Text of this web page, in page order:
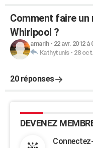
Comment faire un
Whirlpool ?
amarih- 22 avr. 2012 à
Kathytunis- 28
20 réponses
DEVENEZ